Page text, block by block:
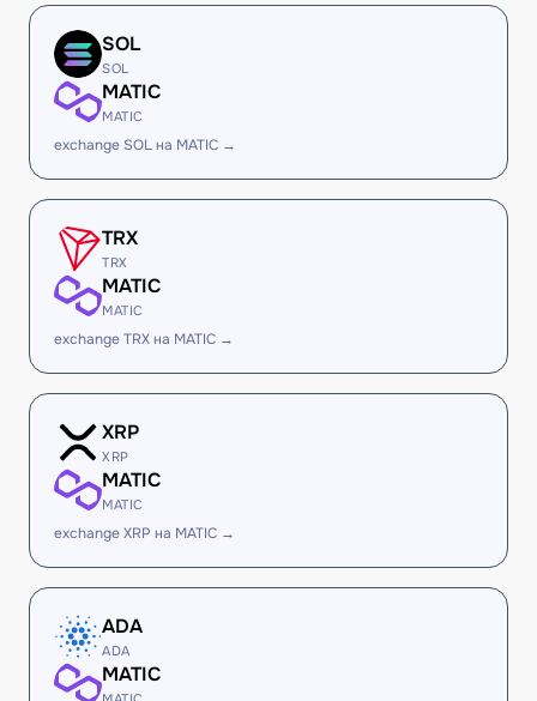
SOL
SOL
MATIC
MATIC
exchange SOL на MATIC →
TRX
TRX
MATIC
MATIC
exchange TRX на MATIC →
XRP
XRP
MATIC
MATIC
exchange XRP на MATIC →
ADA
ADA
MATIC